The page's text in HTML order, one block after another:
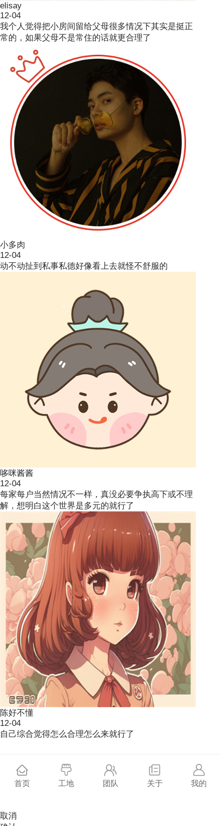
elisay
12-04
我个人觉得把小房间留给父母很多情况下其实是挺正
常的，如果父母不是常住的话就更合理了
小多肉
12-04
动不动扯到私事私德好像看上去就怪不舒服的
哆咪酱酱
12-04
每家每户当然情况不一样，真没必要争执高下或不理
解，想明白这个世界是多元的就行了
陈好不懂
12-04
自己综合觉得怎么合理怎么来就行了
是否确认采纳为心仪答案？
取消
首页 工地 团队 关于 我的